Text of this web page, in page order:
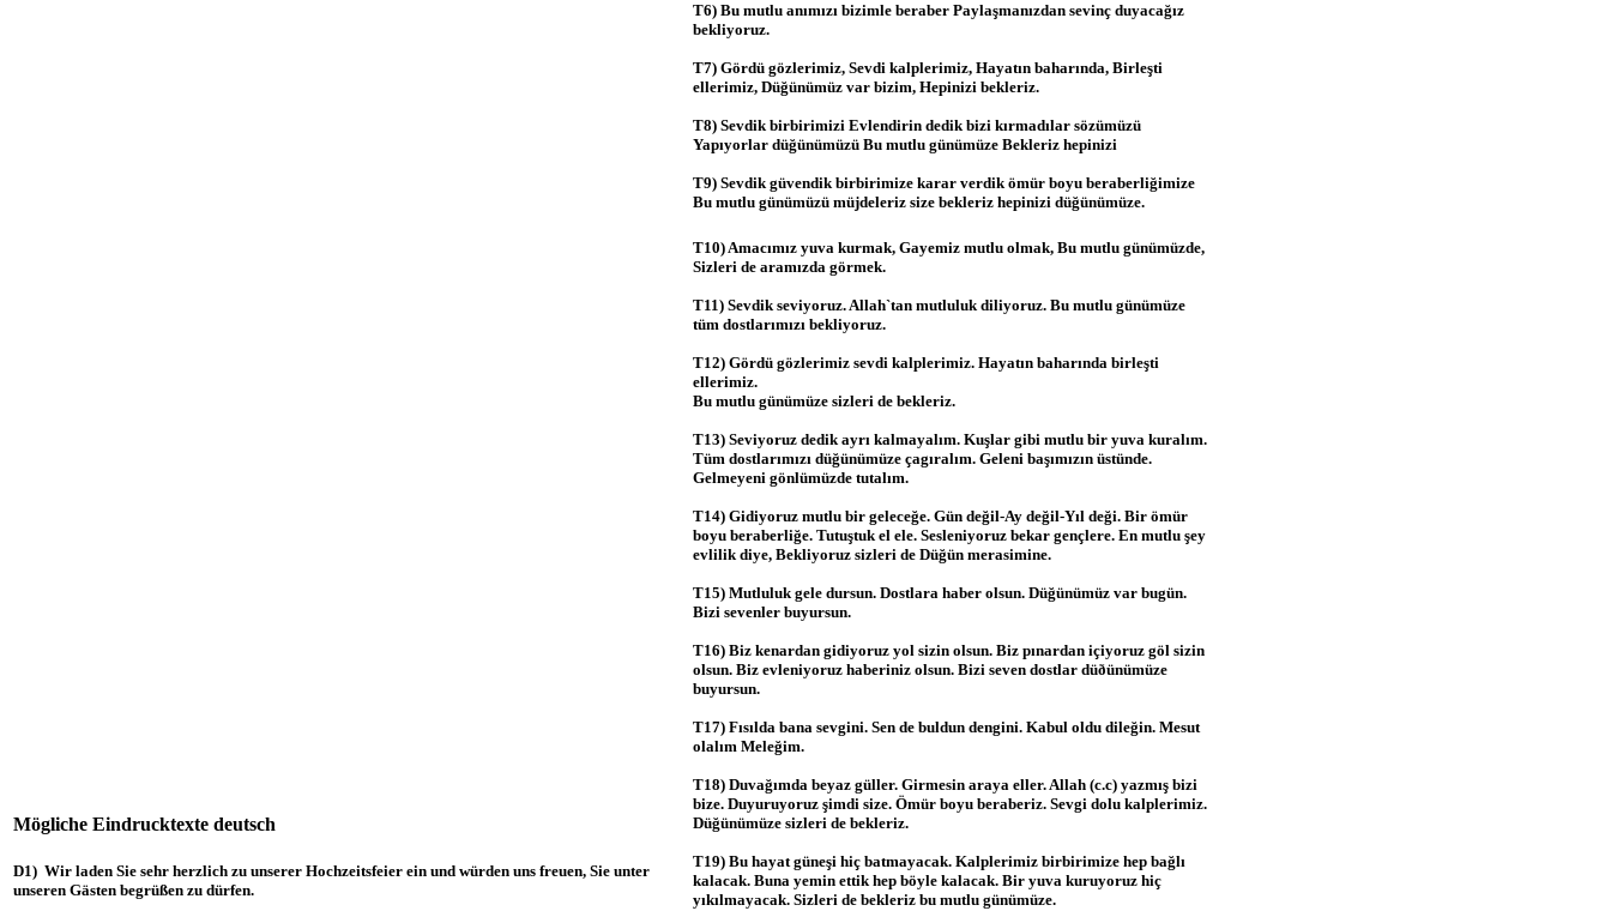
Mögliche Eindrucktexte deutsch
D1) Wir laden Sie sehr herzlich zu unserer Hochzeitsfeier ein und würden uns freuen, Sie unter
unseren Gästen begrüßen zu dürfen.
T6) Bu mutlu anımızı bizimle beraber Paylaşmanızdan sevinç duyacağız
bekliyoruz.
T7) Gördü gözlerimiz, Sevdi kalplerimiz, Hayatın baharında, Birleşti
ellerimiz, Düğünümüz var bizim, Hepinizi bekleriz.
T8) Sevdik birbirimizi Evlendirin dedik bizi kırmadılar sözümüzü
Yapıyorlar düğünümüzü Bu mutlu günümüze Bekleriz hepinizi
T9) Sevdik güvendik birbirimize karar verdik ömür boyu beraberliğimize
Bu mutlu günümüzü müjdeleriz size bekleriz hepinizi düğünümüze.
T10) Amacımız yuva kurmak, Gayemiz mutlu olmak, Bu mutlu günümüzde,
Sizleri de aramızda görmek.
T11) Sevdik seviyoruz. Allah`tan mutluluk diliyoruz. Bu mutlu günümüze
tüm dostlarımızı bekliyoruz.
T12) Gördü gözlerimiz sevdi kalplerimiz. Hayatın baharında birleşti
ellerimiz.
Bu mutlu günümüze sizleri de bekleriz.
T13) Seviyoruz dedik ayrı kalmayalım. Kuşlar gibi mutlu bir yuva kuralım.
Tüm dostlarımızı düğünümüze çagıralım. Geleni başımızın üstünde.
Gelmeyeni gönlümüzde tutalım.
T14) Gidiyoruz mutlu bir geleceğe. Gün değil-Ay değil-Yıl deği. Bir ömür
boyu beraberliğe. Tutuştuk el ele. Sesleniyoruz bekar gençlere. En mutlu şey
evlilik diye, Bekliyoruz sizleri de Düğün merasimine.
T15) Mutluluk gele dursun. Dostlara haber olsun. Düğünümüz var bugün.
Bizi sevenler buyursun.
T16) Biz kenardan gidiyoruz yol sizin olsun. Biz pınardan içiyoruz göl sizin
olsun. Biz evleniyoruz haberiniz olsun. Bizi seven dostlar düðünümüze
buyursun.
T17) Fısılda bana sevgini. Sen de buldun dengini. Kabul oldu dileğin. Mesut
olalım Meleğim.
T18) Duvağımda beyaz güller. Girmesin araya eller. Allah (c.c) yazmış bizi
bize. Duyuruyoruz şimdi size. Ömür boyu beraberiz. Sevgi dolu kalplerimiz.
Düğünümüze sizleri de bekleriz.
T19) Bu hayat güneşi hiç batmayacak. Kalplerimiz birbirimize hep bağlı
kalacak. Buna yemin ettik hep böyle kalacak. Bir yuva kuruyoruz hiç
yıkılmayacak. Sizleri de bekleriz bu mutlu günümüze.